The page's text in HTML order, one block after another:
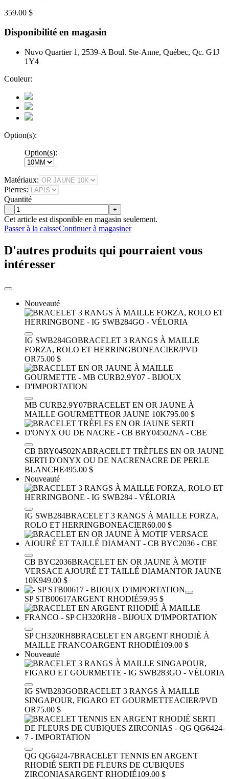
359.00 $
Disponibilité en magasin
Nuvo Quartier 1, 2539-A Boul. Ste-Anne, Québec, Qc. G1J
1Y4
Couleur:
Option(s):
Option(s):
Matériaux:
Pierres:
Quantité
- +
Cet article est disponible en magasin seulement.
Passer à la caisseContinuer à magasiner
D'autres produits qui pourraient vous
intéresser
Nouveauté
IG SWB284GOBRACELET 3 RANGS À MAILLE
FORZA, ROLO ET HERRINGBONEACIER/PVD
OR75.00 $
MB CURB2.9Y07BRACELET EN OR JAUNE À
MAILLE GOURMETTEOR JAUNE 10K795.00 $
CB BRY04502NABRACELET TRÈFLES EN OR JAUNE
SERTI D'ONYX OU DE NACRENACRE DE PERLE
BLANCHE495.00 $
Nouveauté
IG SWB284BRACELET 3 RANGS À MAILLE FORZA,
ROLO ET HERRINGBONEACIER60.00 $
CB BYC2036BRACELET EN OR JAUNE À MOTIF
VERSACE AJOURÉ ET TAILLÉ DIAMANTOR JAUNE
10K949.00 $
SP STB00617ARGENT RHODIÉ59.95 $
SP CH320RH8BRACELET EN ARGENT RHODIÉ À
MAILLE FRANCOARGENT RHODIÉ109.00 $
Nouveauté
IG SWB283GOBRACELET 3 RANGS À MAILLE
SINGAPOUR, FIGARO ET GOURMETTEACIER/PVD
OR75.00 $
QG QG6424-7BRACELET TENNIS EN ARGENT
RHODIÉ SERTI DE FLEURS DE CUBIQUES
ZIRCONIASARGENT RHODIÉ109.00 $